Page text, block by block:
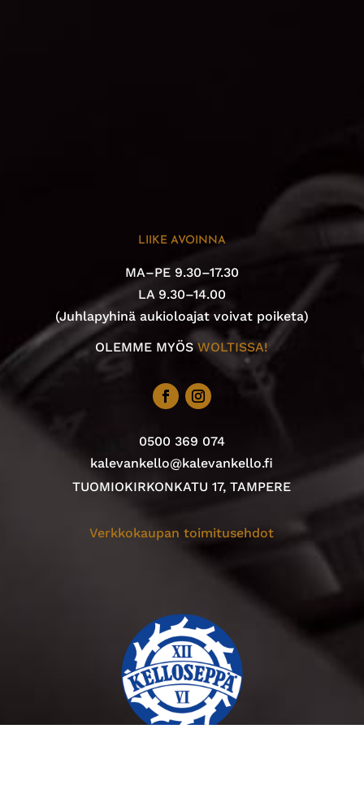
LIIKE AVOINNA
MA–PE 9.30–17.30
LA 9.30–14.00
(Juhlapyhinä aukioloajat voivat poiketa)
OLEMME MYÖSWOLTISSA!
0500 369 074
kalevankello@kalevankello.fi
TUOMIOKIRKONKATU 17, TAMPERE
Verkkokaupan toimitusehdot